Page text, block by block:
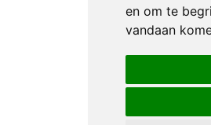
en om te
vandaan